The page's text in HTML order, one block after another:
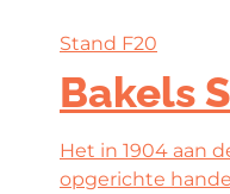
Stand F20
Bakels
Het in 1904 aan
opgerichte